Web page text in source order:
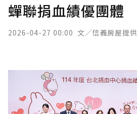
蟬聯捐血績優團體
2026-04-27 00:00 文／信義房屋提供